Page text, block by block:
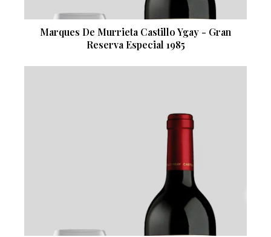
Marques De Murrieta Castillo Ygay - Gran
Reserva Especial 1985